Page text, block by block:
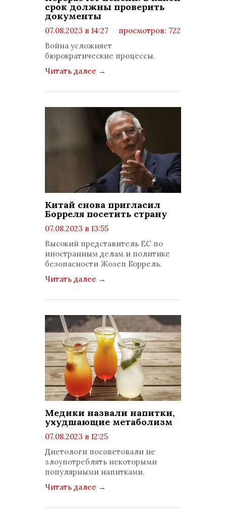
срок должны проверить
документы
07.08.2023 в 14:27
просмотров: 722
комментариев: 0
Война усложняет
бюрократические процессы.
Читать далее →
Китай снова пригласил
Борреля посетить страну
07.08.2023 в 13:55
просмотров: 534
комментариев: 0
Высокий представитель ЕС по
иностранным делам и политике
безопасности Жозеп Боррель.
Читать далее →
Медики назвали напитки,
ухудшающие метаболизм
07.08.2023 в 12:25
комментариев: 1
Диетологи посоветовали не
злоупотреблять некоторыми
популярными напитками.
Читать далее →